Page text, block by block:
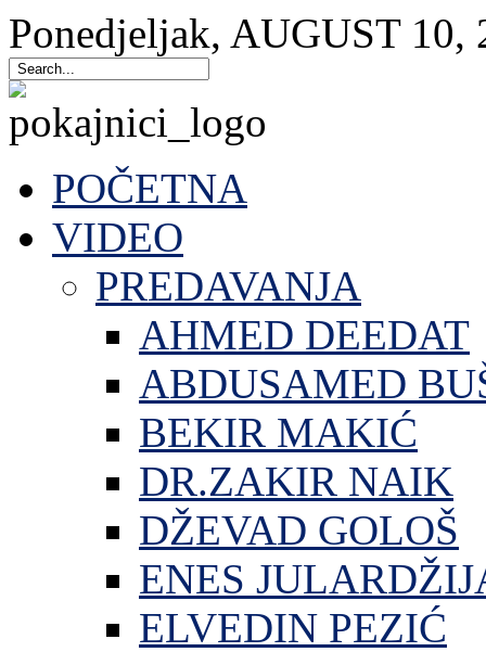
Ponedjeljak, AUGUST 10,
POČETNA
VIDEO
PREDAVANJA
AHMED DEEDAT
ABDUSAMED
BEKIR MAKIĆ
DR.ZAKIR NAIK
DŽEVAD GOLOŠ
ENES
ELVEDIN PEZIĆ